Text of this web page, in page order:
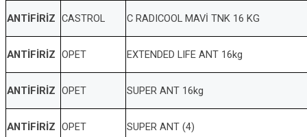
ANTİFİRİZ CASTROL C RADICOOL MAVİ TNK 16 KG
ANTİFİRİZ OPET EXTENDED LIFE ANT 16kg
ANTİFİRİZ OPET SUPER ANT 16kg
ANTİFİRİZ OPET SUPER ANT (4)